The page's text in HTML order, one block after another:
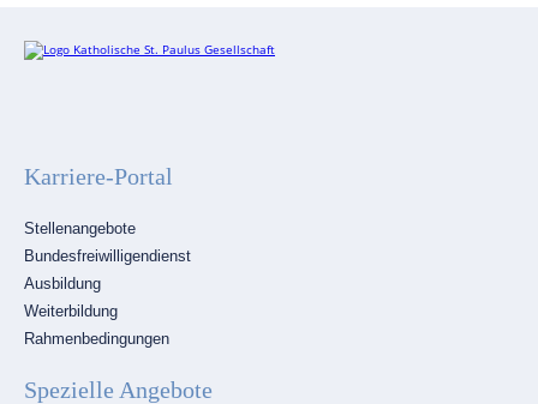
Karriere-Portal
Navigation
überspringen
Stellenangebote
Bundesfreiwilligendienst
Ausbildung
Weiterbildung
Rahmenbedingungen
Spezielle Angebote